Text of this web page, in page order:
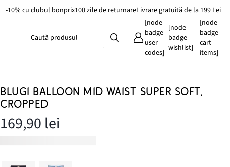
-10% cu clubul bonprix100 zile de returnareLivrare gratuită de la 199 Lei
Caută produsul
[node-
badge-
user-
codes]
[node-
badge-
wishlist]
[node-
badge-
cart-
items]
BLUGI BALLOON MID WAIST SUPER SOFT,
CROPPED
169,90 lei